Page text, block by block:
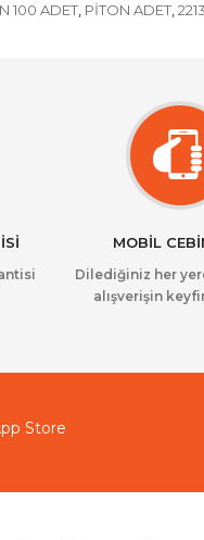
100 ADET, PİTON ADET,
MOBİL
Dilediğiniz her
alışverişin
Store